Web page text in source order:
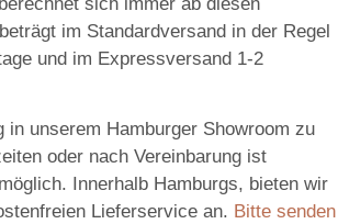
im Standardversand in der Regel
und im Expressversand 1-2
in unserem Hamburger Showroom zu
oder nach Vereinbarung ist
Innerhalb Hamburgs, bieten wir
Lieferservice an. Bitte senden